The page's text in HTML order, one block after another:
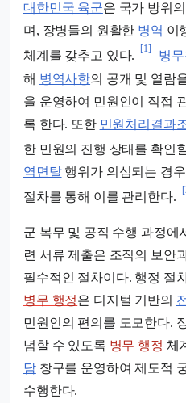
대한민국 육군은 국가 방위
며, 장병들의 원활한 병역 이
체계를 갖추고 있다.
[1]
병무
해 병역사항의 공개 및 열람
을 운영하여 민원인이 직접
록 한다. 또한 민원처리결과
한 민원의 진행 상태를 확인
역면탈행위가 의심되는 경
절차를 통해 이를 관리한다.
군 복무 및 공직 수행 과정에
련 서류 제출은 조직의 보안
필수적인 절차이다. 행정 절
병무 행정은 디지털 기반의
민원인의 편의를 도모한다.
념할 수 있도록 병무 행정 체
담창구를 운영하여 제도적
수행한다.